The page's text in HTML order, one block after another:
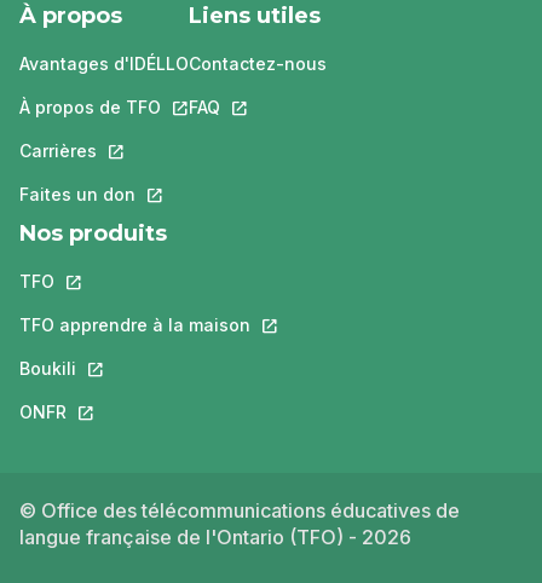
À propos
Avantages d'IDÉLLO
À propos de TFO Ce lien s'ouvrira dans un nouvel onglet.
Carrières Ce lien s'ouvrira dans un nouvel onglet.
Faites un don Ce lien s'ouvrira dans un nouvel onglet.
Liens utiles
Contactez-nous
FAQ Ce lien s'ouvrira dans un nouvel
Nos produits
TFO Ce lien s'ouvrira dans un nouvel onglet.
TFO apprendre à la maison Ce lien s'ouvrira dans un nouvel
Boukili Ce lien s'ouvrira dans un nouvel onglet.
ONFR Ce lien s'ouvrira dans un nouvel onglet.
© Office des télécommunications éducatives de
langue française de l'Ontario (TFO) - 2026